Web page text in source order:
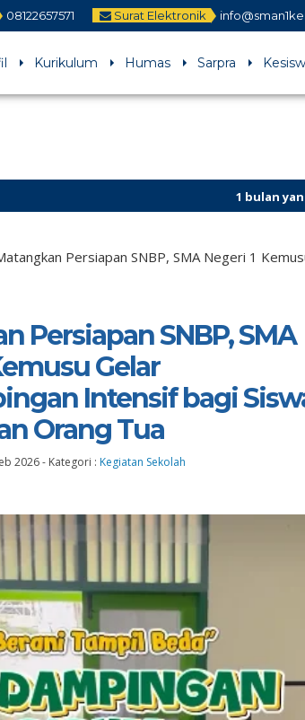
08122657571 Surat Elektronik
Kurikulum Humas Sarpra
1 bulan yang lalu/
Persiapan SNBP, SMA Negeri 1
Persiapan SNBP, SMA
Gelar
Intensif bagi
Orang Tua
2026- Kategori : Kegiatan Sekolah